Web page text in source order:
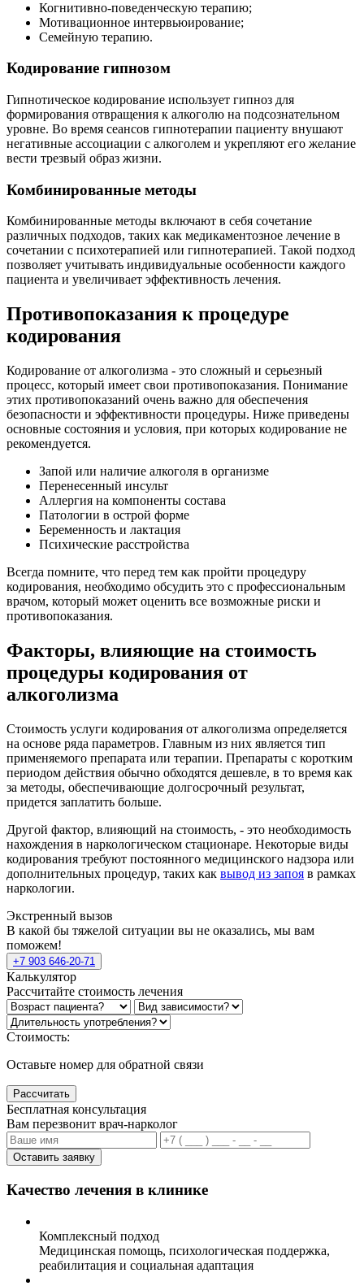
Когнитивно-поведенческую терапию;
Мотивационное интервьюирование;
Семейную терапию.
Кодирование гипнозом
Гипнотическое кодирование использует гипноз для
формирования отвращения к алкоголю на подсознательном
уровне. Во время сеансов гипнотерапии пациенту внушают
негативные ассоциации с алкоголем и укрепляют его желание
вести трезвый образ жизни.
Комбинированные методы
Комбинированные методы включают в себя сочетание
различных подходов, таких как медикаментозное лечение в
сочетании с психотерапией или гипнотерапией. Такой подход
позволяет учитывать индивидуальные особенности каждого
пациента и увеличивает эффективность лечения.
Противопоказания к процедуре
кодирования
Кодирование от алкоголизма - это сложный и серьезный
процесс, который имеет свои противопоказания. Понимание
этих противопоказаний очень важно для обеспечения
безопасности и эффективности процедуры. Ниже приведены
основные состояния и условия, при которых кодирование не
рекомендуется.
Запой или наличие алкоголя в организме
Перенесенный инсульт
Аллергия на компоненты состава
Патологии в острой форме
Беременность и лактация
Психические расстройства
Всегда помните, что перед тем как пройти процедуру
кодирования, необходимо обсудить это с профессиональным
врачом, который может оценить все возможные риски и
противопоказания.
Факторы, влияющие на стоимость
процедуры кодирования от
алкоголизма
Стоимость услуги кодирования от алкоголизма определяется
на основе ряда параметров. Главным из них является тип
применяемого препарата или терапии. Препараты с коротким
периодом действия обычно обходятся дешевле, в то время как
за методы, обеспечивающие долгосрочный результат,
придется заплатить больше.
Другой фактор, влияющий на стоимость, - это необходимость
нахождения в наркологическом стационаре. Некоторые виды
кодирования требуют постоянного медицинского надзора или
дополнительных процедур, таких как вывод из запоя в рамках
наркологии.
Экстренный вызов
В какой бы тяжелой ситуации вы не оказались, мы вам
поможем!
+7 903 646-20-71
Калькулятор
Рассчитайте стоимость лечения
Стоимость:
Оставьте номер для обратной связи
Рассчитать
Бесплатная консультация
Вам перезвонит врач-нарколог
Оставить заявку
Качество лечения в клинике
Комплексный подход
Медицинская помощь, психологическая поддержка,
реабилитация и социальная адаптация